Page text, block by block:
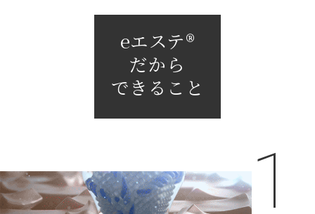
eエステ®
だから
できること
1